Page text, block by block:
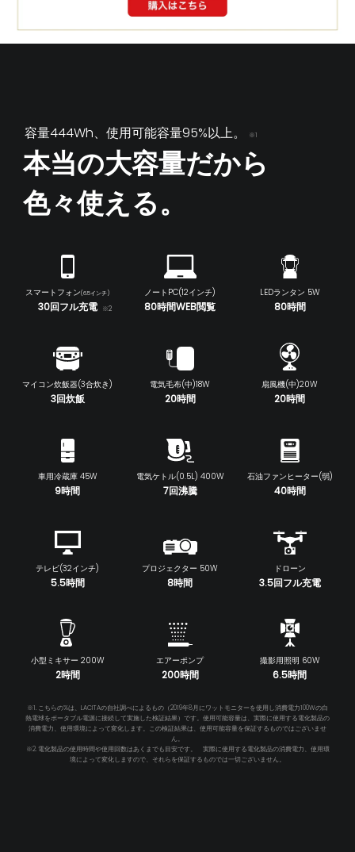
容量444Wh、使用可能容量95%以上。 ※1
本当の大容量だから
色々使える。
スマートフォン(6.5インチ)
30回フル充電 ※2
ノートPC(12インチ)
80時間WEB閲覧
LEDランタン 5W
80時間
マイコン炊飯器(3合炊き)
3回炊飯
電気毛布(中)18W
20時間
扇風機(中)20W
20時間
車用冷蔵庫 45W
9時間
電気ケトル(0.5L) 400W
7回沸騰
石油ファンヒーター(弱)
40時間
テレビ(32インチ)
5.5時間
プロジェクター 50W
8時間
ドローン
3.5回フル充電
小型ミキサー 200W
2時間
エアーポンプ
200時間
撮影用照明 60W
6.5時間
※1. こちらの%は、LACITAの自社調べによるもの（2019年8月にワットモニターを使用し消費電力100Wの白
熱電球をポータブル電源に接続して実施した検証結果）です。使用可能容量は、実際に使用する電化製品の
消費電力、使用環境によって変化します。この検証結果は、使用可能容量を保証するものではございませ
ん。
※2. 電化製品の使用時間や使用回数はあくまでも目安です。 実際に使用する電化製品の消費電力、使用環
境によって変化しますので、それらを保証するものでは一切ございません。